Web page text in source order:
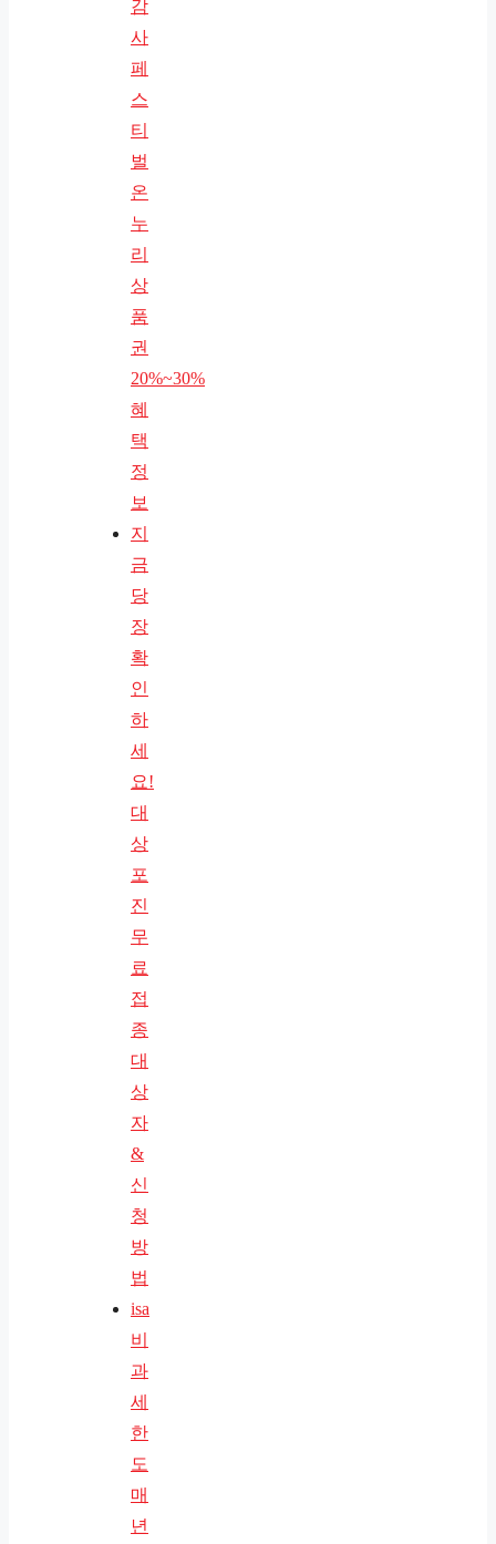
감
사
페
스
티
벌
온
누
리
상
품
권
20%~30%
혜
택
정
보
지
금
당
장
확
인
하
세
요!
대
상
포
진
무
료
접
종
대
상
자
&
신
청
방
법
isa
비
과
세
한
도
매
년